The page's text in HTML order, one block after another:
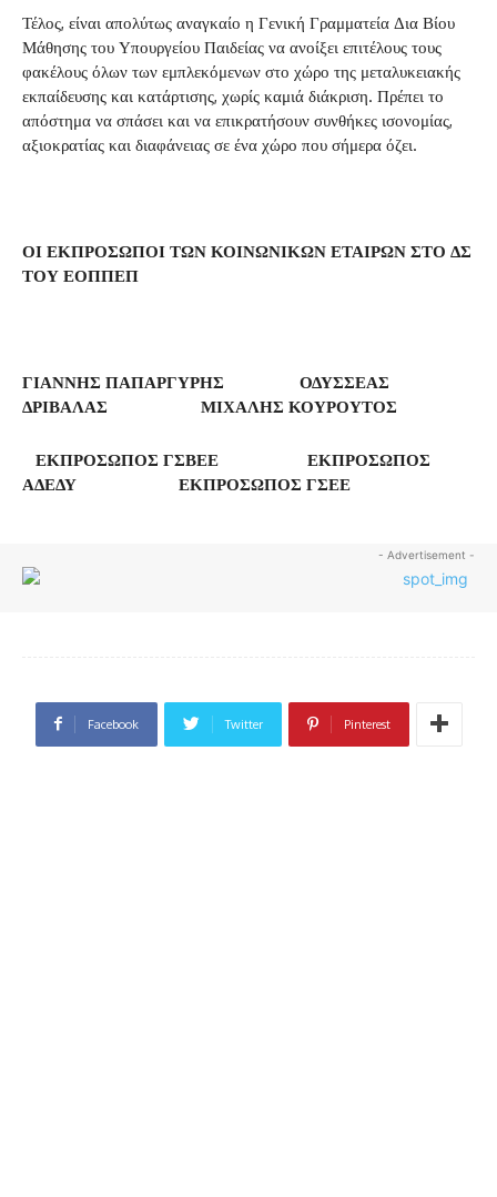
Τέλος, είναι απολύτως αναγκαίο η Γενική Γραμματεία Δια Βίου
Μάθησης του Υπουργείου Παιδείας να ανοίξει επιτέλους τους
φακέλους όλων των εμπλεκόμενων στο χώρο της μεταλυκειακής
εκπαίδευσης και κατάρτισης, χωρίς καμιά διάκριση. Πρέπει το
απόστημα να σπάσει και να επικρατήσουν συνθήκες ισονομίας,
αξιοκρατίας και διαφάνειας σε ένα χώρο που σήμερα όζει.
ΟΙ ΕΚΠΡΟΣΩΠΟΙ ΤΩΝ ΚΟΙΝΩΝΙΚΩΝ ΕΤΑΙΡΩΝ ΣΤΟ ΔΣ
ΤΟΥ ΕΟΠΠΕΠ
ΓΙΑΝΝΗΣ ΠΑΠΑΡΓΥΡΗΣ ΟΔΥΣΣΕΑΣ
ΔΡΙΒΑΛΑΣ ΜΙΧΑΛΗΣ ΚΟΥΡΟΥΤΟΣ
ΕΚΠΡΟΣΩΠΟΣ ΓΣΒΕΕ ΕΚΠΡΟΣΩΠΟΣ
ΑΔΕΔΥ ΕΚΠΡΟΣΩΠΟΣ ΓΣΕΕ
- Advertisement -
Facebook Twitter Pinterest